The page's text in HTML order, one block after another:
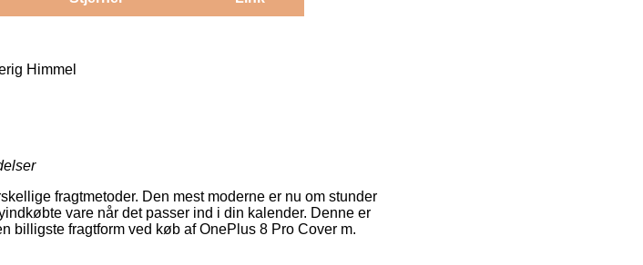
Himmel
fragtmetoder. Den mest moderne er nu om stunder
vare når det passer ind i din kalender. Denne er
billigste fragtform ved køb af OnePlus 8 Pro Cover m.